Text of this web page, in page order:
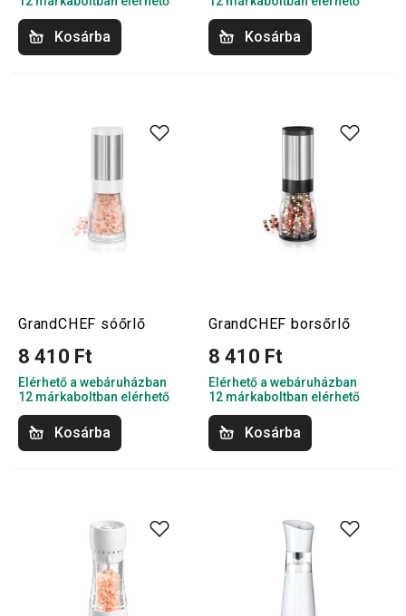
Kosárba Kosárba
GrandCHEF sóőrlő
8 410 Ft
Elérhető a webáruházban
12 márkaboltban elérhető
Kosárba
GrandCHEF borsőrlő
8 410 Ft
Elérhető a webáruházban
12 márkaboltban elérhető
Kosárba